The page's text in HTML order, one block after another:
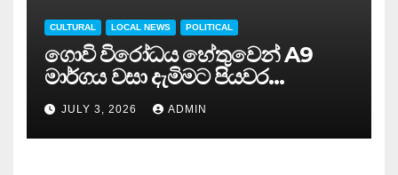
CULTURAL LOCAL NEWS POLITICAL
ගොවි විරෝධය හේතුවෙන් A9
මාර්ගය වසා දැමිමට පියවර…
JULY 3, 2026 ADMIN